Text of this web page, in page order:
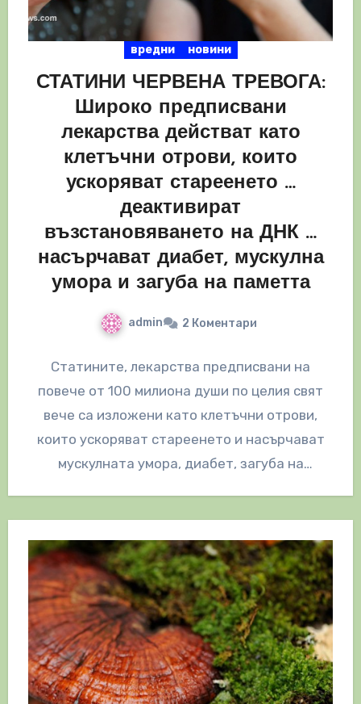
вредни новини
СТАТИНИ ЧЕРВЕНА ТРЕВОГА:
Широко предписвани
лекарства действат като
клетъчни отрови, които
ускоряват стареенето …
деактивират
възстановяването на ДНК …
насърчават диабет, мускулна
умора и загуба на паметта
admin 2 Коментари
Статините, лекарства предписвани на
повече от 100 милиона души по целия свят
вече са изложени като клетъчни отрови,
които ускоряват стареенето и насърчават
мускулната умора, диабет, загуба на